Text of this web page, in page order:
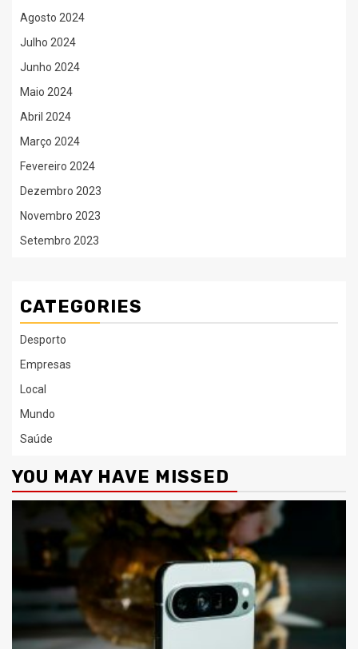
Agosto 2024
Julho 2024
Junho 2024
Maio 2024
Abril 2024
Março 2024
Fevereiro 2024
Dezembro 2023
Novembro 2023
Setembro 2023
CATEGORIES
Desporto
Empresas
Local
Mundo
Saúde
YOU MAY HAVE MISSED